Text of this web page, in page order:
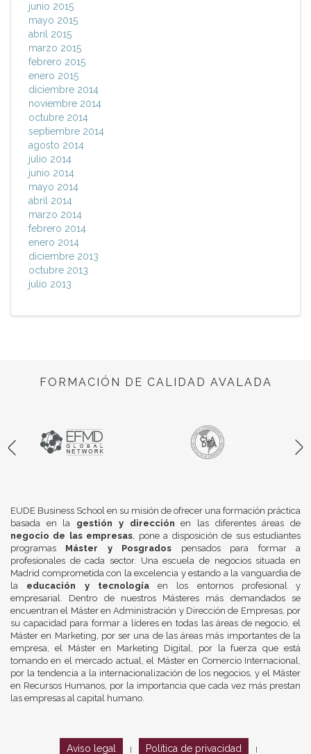
junio 2015
mayo 2015
abril 2015
marzo 2015
febrero 2015
enero 2015
diciembre 2014
noviembre 2014
octubre 2014
septiembre 2014
agosto 2014
julio 2014
junio 2014
mayo 2014
abril 2014
marzo 2014
febrero 2014
enero 2014
diciembre 2013
octubre 2013
julio 2013
FORMACIÓN DE CALIDAD AVALADA
EUDE Business School en su misión de ofrecer una formación práctica
basada en la gestión y dirección en las diferentes áreas de
negocio de las empresas, pone a disposición de sus estudiantes
programas Máster y Posgrados pensados para formar a
profesionales de cada sector. Una escuela de negocios situada en
Madrid comprometida con la excelencia y estando a la vanguardia de
la educación y tecnologíaen los entornos profesional y
empresarial. Dentro de nuestros Másteres más demandados se
encuentran el Máster en Administración y Dirección de Empresas, por
su capacidad para formar a líderes en todas las áreas de negocio, el
Máster en Marketing, por ser una de las áreas más importantes de la
empresa, el Máster en Marketing Digital, por la fuerza que está
tomando en el mercado actual, el Máster en Comercio Internacional,
por la tendencia a la internacionalización de los negocios, y el Máster
en Recursos Humanos, por la importancia que cada vez más prestan
las empresas al capital humano.
Aviso legal Política de privacidad